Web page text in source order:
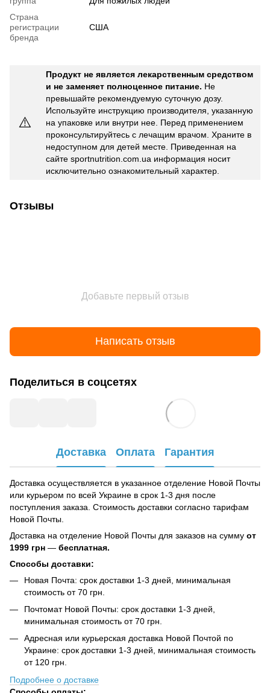
Страна
регистрации
бренда
США
⚠️
Продукт не является лекарственным средством
и не заменяет полноценное питание. Не
превышайте рекомендуемую суточную дозу.
Используйте инструкцию производителя, указанную
на упаковке или внутри нее. Перед применением
проконсультируйтесь с лечащим врачом. Храните в
недоступном для детей месте. Приведенная на
сайте sportnutrition.com.ua информация носит
исключительно ознакомительный характер.
Отзывы
Добавьте первый отзыв
Написать отзыв
Поделиться в соцсетях
Доставка Оплата Гарантия
Доставка осуществляется в указанное отделение Новой Почты
или курьером по всей Украине в срок 1-3 дня после
поступления заказа. Стоимость доставки согласно тарифам
Новой Почты.
Доставка на отделение Новой Почты для заказов на сумму от
1999 грн — бесплатная.
Способы доставки:
Новая Почта: срок доставки 1-3 дней, минимальная
стоимость от 70 грн.
Почтомат Новой Почты: срок доставки 1-3 дней,
минимальная стоимость от 70 грн.
Адресная или курьерская доставка Новой Почтой по
Украине: срок доставки 1-3 дней, минимальная стоимость
от 120 грн.
Подробнее о доставке